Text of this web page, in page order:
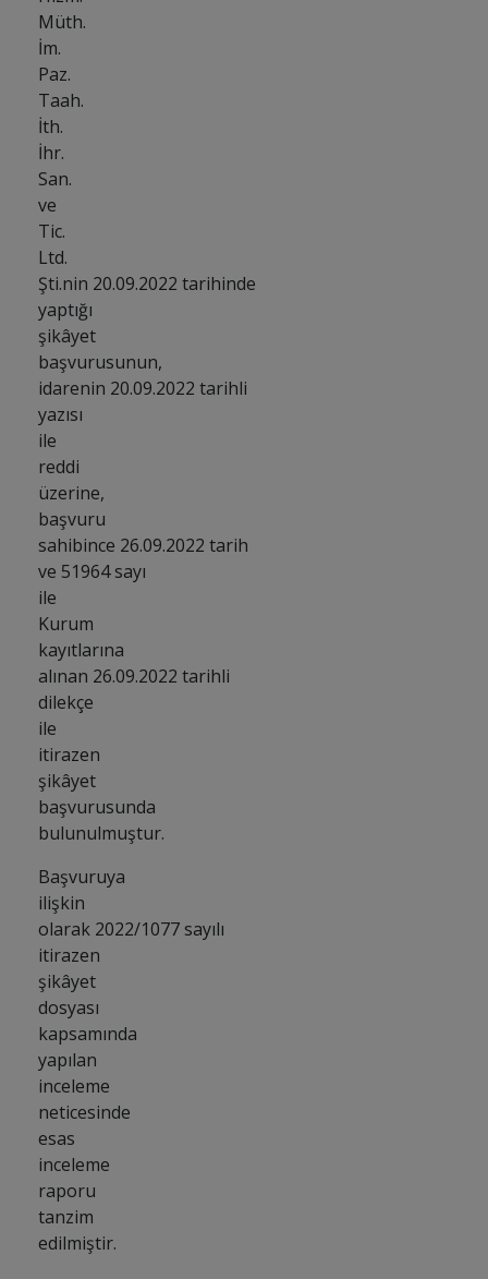
Müth.
İm.
Paz.
Taah.
İth.
İhr.
San.
ve
Tic.
Ltd.
Şti.nin 20.09.2022 tarihinde
yaptığı
şikâyet
başvurusunun,
idarenin 20.09.2022 tarihli
yazısı
ile
reddi
üzerine,
başvuru
sahibince 26.09.2022 tarih
ve 51964 sayı
ile
Kurum
kayıtlarına
alınan 26.09.2022 tarihli
dilekçe
ile
itirazen
şikâyet
başvurusunda
bulunulmuştur.
Başvuruya
ilişkin
olarak 2022/1077 sayılı
itirazen
şikâyet
dosyası
kapsamında
yapılan
inceleme
neticesinde
esas
inceleme
raporu
tanzim
edilmiştir.